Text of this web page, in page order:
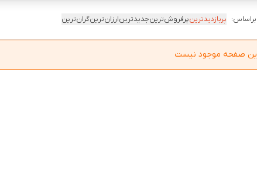
پربازدیدترینپرفروش‌ترینجدیدترینارزان‌ترینگران‌ترین
این صفحه موجود نیست